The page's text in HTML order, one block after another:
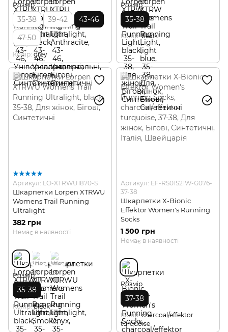
Розмір
35-38 39-42
43-46
47-50
Колір grey
Розмір
35-38
Колір black
Артикул: LO-XTRWU1870-S
Шкарпетки Lorpen XTRWU
Womens Trail Running
Ultralight
382 грн
Немає в наявності
Розмір
35-38
Колір black
Артикул: EF-RS01S21W-G076-
37-38
Шкарпетки X-Bionic
Effektor Women's Running
Socks
1 500 грн
Немає в наявності
Розмір
37-38
Колір charcoal/effektor
turquoise